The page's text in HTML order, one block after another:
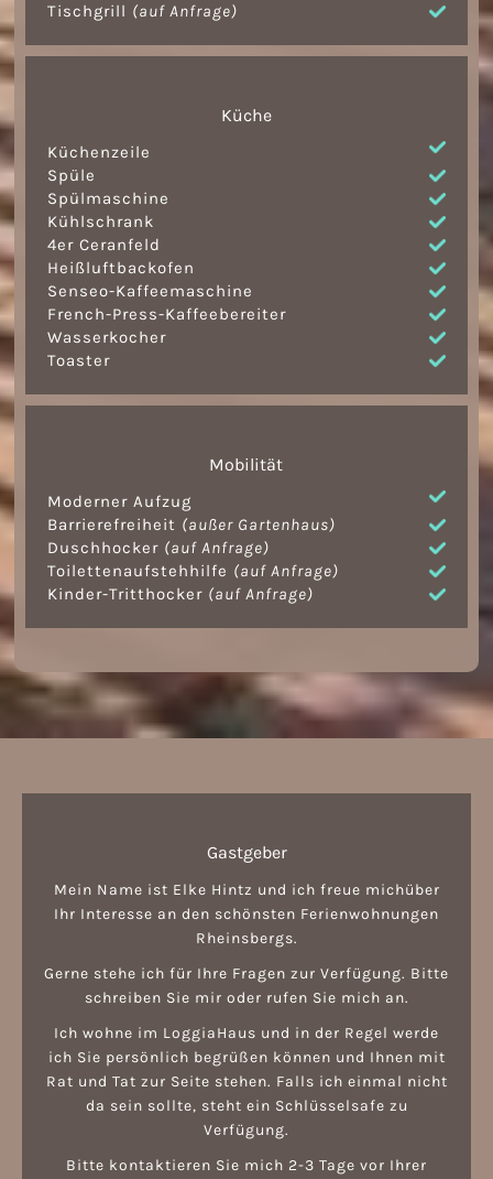
Tischgrill (auf Anfrage)
Küche
Küchenzeile
Spüle
Spülmaschine
Kühlschrank
4er Ceranfeld
Heißluftbackofen
Senseo-Kaffeemaschine
French-Press-Kaffeebereiter
Wasserkocher
Toaster
Mobilität
Moderner Aufzug
Barrierefreiheit (außer Gartenhaus)
Duschhocker (auf Anfrage)
Toilettenaufstehhilfe (auf Anfrage)
Kinder-Tritthocker (auf Anfrage)
Gastgeber
Mein Name ist Elke Hintz und ich freue michüber
Ihr Interesse an den schönsten Ferienwohnungen
Rheinsbergs.
Gerne stehe ich für Ihre Fragen zur Verfügung. Bitte
schreiben Sie mir oder rufen Sie mich an.
Ich wohne im LoggiaHaus und in der Regel werde
ich Sie persönlich begrüßen können und Ihnen mit
Rat und Tat zur Seite stehen. Falls ich einmal nicht
da sein sollte, steht ein Schlüsselsafe zu
Verfügung.
Bitte kontaktieren Sie mich 2-3 Tage vor Ihrer